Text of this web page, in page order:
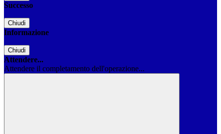
Successo
Chiudi
Informazione
Chiudi
Attendere...
Attendere il completamento dell'operazione...